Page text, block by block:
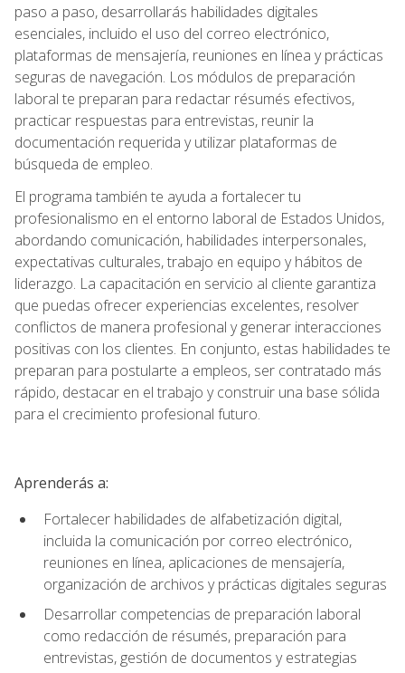
paso a paso, desarrollarás habilidades digitales
esenciales, incluido el uso del correo electrónico,
plataformas de mensajería, reuniones en línea y prácticas
seguras de navegación. Los módulos de preparación
laboral te preparan para redactar résumés efectivos,
practicar respuestas para entrevistas, reunir la
documentación requerida y utilizar plataformas de
búsqueda de empleo.
El programa también te ayuda a fortalecer tu
profesionalismo en el entorno laboral de Estados Unidos,
abordando comunicación, habilidades interpersonales,
expectativas culturales, trabajo en equipo y hábitos de
liderazgo. La capacitación en servicio al cliente garantiza
que puedas ofrecer experiencias excelentes, resolver
conflictos de manera profesional y generar interacciones
positivas con los clientes. En conjunto, estas habilidades te
preparan para postularte a empleos, ser contratado más
rápido, destacar en el trabajo y construir una base sólida
para el crecimiento profesional futuro.
Aprenderás a:
Fortalecer habilidades de alfabetización digital,
incluida la comunicación por correo electrónico,
reuniones en línea, aplicaciones de mensajería,
organización de archivos y prácticas digitales seguras
Desarrollar competencias de preparación laboral
como redacción de résumés, preparación para
entrevistas, gestión de documentos y estrategias